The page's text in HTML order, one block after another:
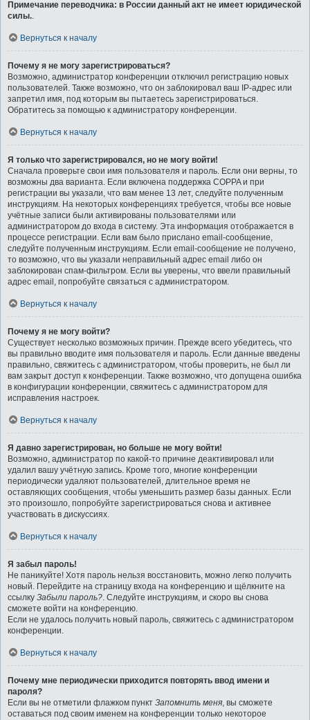
Примечание переводчика: в России данный акт не имеет юридической
силы..
Вернуться к началу
Почему я не могу зарегистрироваться?
Возможно, администратор конференции отключил регистрацию новых
пользователей. Также возможно, что он заблокировал ваш IP-адрес или
запретил имя, под которым вы пытаетесь зарегистрироваться.
Обратитесь за помощью к администратору конференции.
Вернуться к началу
Я только что зарегистрировался, но не могу войти!
Сначала проверьте свои имя пользователя и пароль. Если они верны, то
возможны два варианта. Если включена поддержка COPPA и при
регистрации вы указали, что вам менее 13 лет, следуйте полученным
инструкциям. На некоторых конференциях требуется, чтобы все новые
учётные записи были активированы пользователями или
администратором до входа в систему. Эта информация отображается в
процессе регистрации. Если вам было прислано email-сообщение,
следуйте полученным инструкциям. Если email-сообщение не получено,
то возможно, что вы указали неправильный адрес email либо он
заблокирован спам-фильтром. Если вы уверены, что ввели правильный
адрес email, попробуйте связаться с администратором.
Вернуться к началу
Почему я не могу войти?
Существует несколько возможных причин. Прежде всего убедитесь, что
вы правильно вводите имя пользователя и пароль. Если данные введены
правильно, свяжитесь с администратором, чтобы проверить, не был ли
вам закрыт доступ к конференции. Также возможно, что допущена ошибка
в конфигурации конференции, свяжитесь с администратором для
исправления настроек.
Вернуться к началу
Я давно зарегистрирован, но больше не могу войти!
Возможно, администратор по какой-то причине деактивировал или
удалил вашу учётную запись. Кроме того, многие конференции
периодически удаляют пользователей, длительное время не
оставляющих сообщения, чтобы уменьшить размер базы данных. Если
это произошло, попробуйте зарегистрироваться снова и активнее
участвовать в дискуссиях.
Вернуться к началу
Я забыл пароль!
Не паникуйте! Хотя пароль нельзя восстановить, можно легко получить
новый. Перейдите на страницу входа на конференцию и щёлкните на
ссылку Забыли пароль?. Следуйте инструкциям, и скоро вы снова
сможете войти на конференцию.
Если не удалось получить новый пароль, свяжитесь с администратором
конференции.
Вернуться к началу
Почему мне периодически приходится повторять ввод имени и
пароля?
Если вы не отметили флажком пункт Запомнить меня, вы сможете
оставаться под своим именем на конференции только некоторое